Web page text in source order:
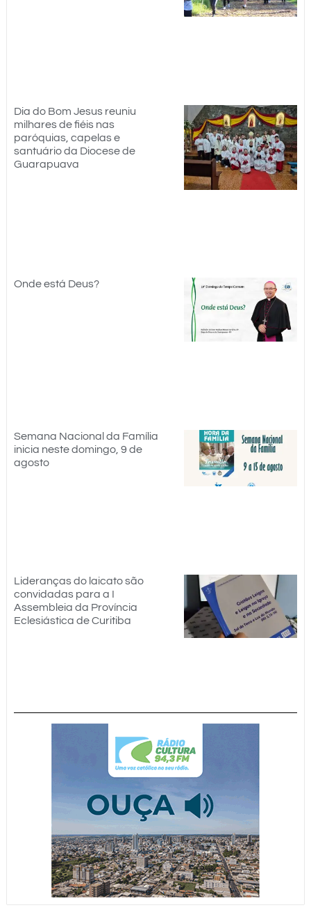
Dia do Bom Jesus reuniu
milhares de fiéis nas
paróquias, capelas e
santuário da Diocese de
Guarapuava
Onde está Deus?
Semana Nacional da Família
inicia neste domingo, 9 de
agosto
Lideranças do laicato são
convidadas para a I
Assembleia da Província
Eclesiástica de Curitiba